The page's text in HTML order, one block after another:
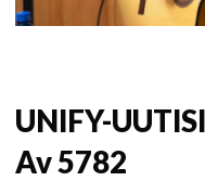
UNIFY-
Av 5782